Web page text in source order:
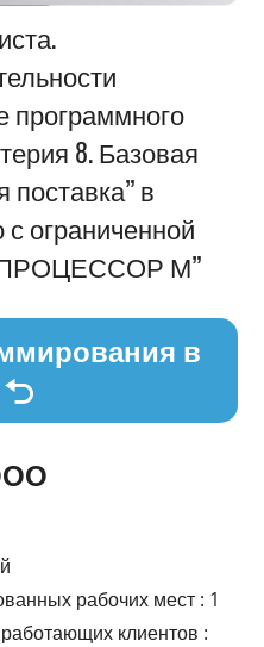
программного
8. Базовая
поставка” в
ограниченной
М”
в
рабочих мест : 1
клиентов :